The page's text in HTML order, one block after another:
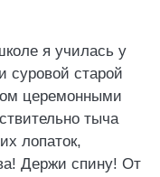
я училась у
суровой старой
церемонными
тыча
лопаток,
Держи спину! От